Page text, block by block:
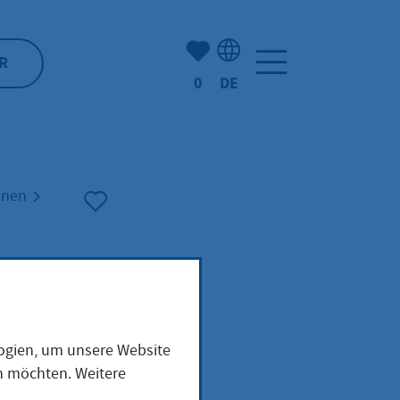
Anzahl der gemerkten
0 DE
um unsere Website
möchten. Weitere